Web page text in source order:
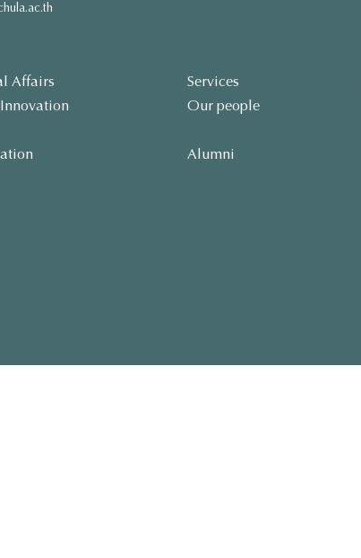
Affairs
Services
Our people
Alumni